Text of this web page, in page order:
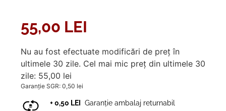
55,00 LEI
Nu au fost efectuate modificări de preț în
ultimele 30 zile. Cel mai mic preț din ultimele 30
zile: 55,00 lei
Garanție SGR: 0,50 lei
+ 0,50 LEI Garanție ambalaj returnabil